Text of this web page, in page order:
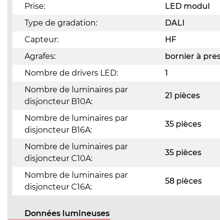
Prise:
LED modul
Type de gradation:
DALI
Capteur:
HF
Agrafes:
bornier à
Nombre de drivers LED:
1
Nombre de luminaires par
disjoncteur B10A:
21 pièces
Nombre de luminaires par
disjoncteur B16A:
35 pièces
Nombre de luminaires par
disjoncteur C10A:
35 pièces
Nombre de luminaires par
disjoncteur C16A:
58 pièces
Données lumineuses